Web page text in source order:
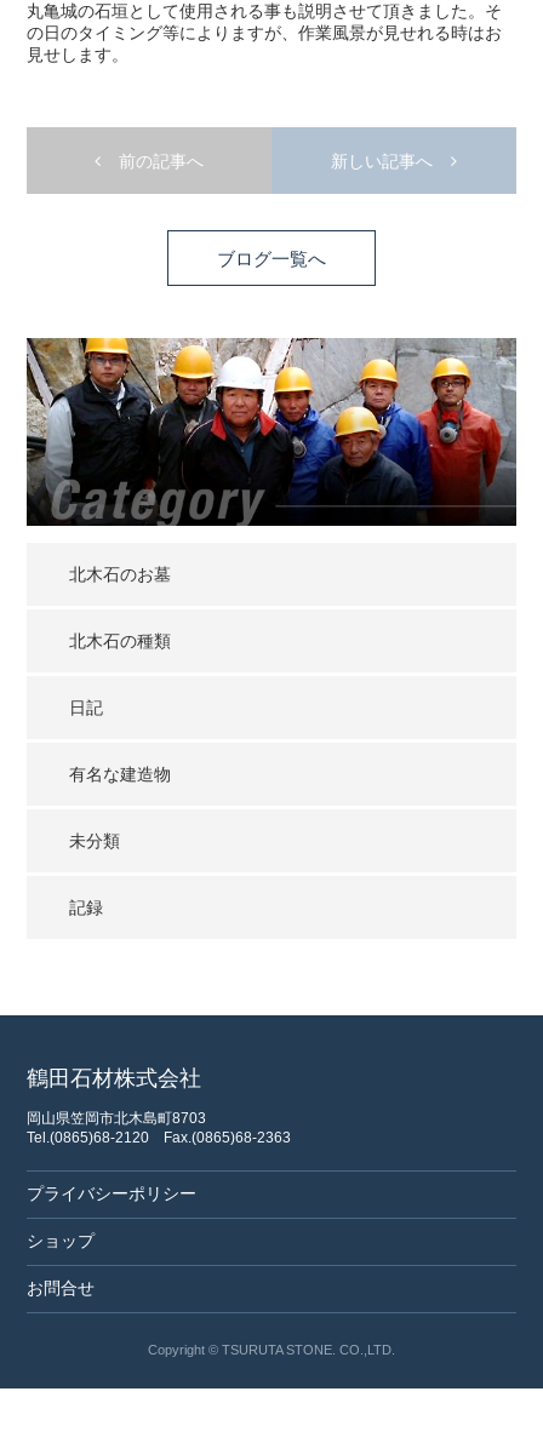
丸亀城の石垣として使用される事も説明させて頂きました。そ
の日のタイミング等によりますが、作業風景が見せれる時はお
見せします。
前の記事へ 新しい記事へ
ブログ一覧へ
北木石のお墓
北木石の種類
日記
有名な建造物
未分類
記録
鶴田石材株式会社
岡山県笠岡市北木島町8703
Tel.(0865)68-2120
Fax.(0865)68-2363
プライバシーポリシー
ショップ
お問合せ
Copyright © TSURUTA STONE. CO.,LTD.